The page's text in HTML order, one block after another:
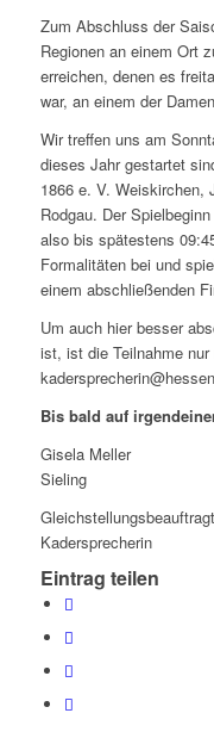
Zum Abschluss der
Regionen an einem Ort
erreichen, denen es
war, an einem der
Wir treffen uns am
dieses Jahr gestartet
1866 e. V. Weiskirchen,
Rodgau. Der
also bis spätestens
Formalitäten bei und
einem abschließenden
Um auch hier besser
ist, ist die Teilnahme
Bis bald auf
Gisela
Sieling
Eintrag teilen